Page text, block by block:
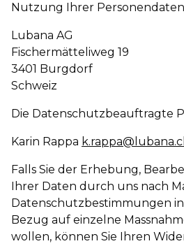
Nutzung Ihrer Personendaten
Lubana AG
Fischermätteliweg 19
3401 Burgdorf
Schweiz
Die Datenschutzbeauftragte
Karin Rappa
Falls Sie der Erhebung,
Ihrer Daten durch uns nach
Datenschutzbestimmungen
Bezug auf einzelne
wollen, können Sie Ihren